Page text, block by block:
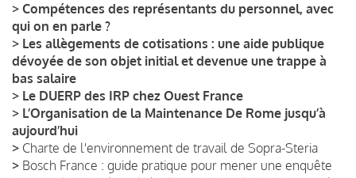
> Compétences des représentants du personnel, avec
qui on en parle ?
> Les allègements de cotisations : une aide publique
dévoyée de son objet initial et devenue une trappe à
bas salaire
> Le DUERP des IRP chez Ouest France
> L’Organisation de la Maintenance De Rome jusqu’à
aujourd’hui
> Charte de l'environnement de travail de Sopra-Steria
> Bosch France : guide pratique pour mener une enquête